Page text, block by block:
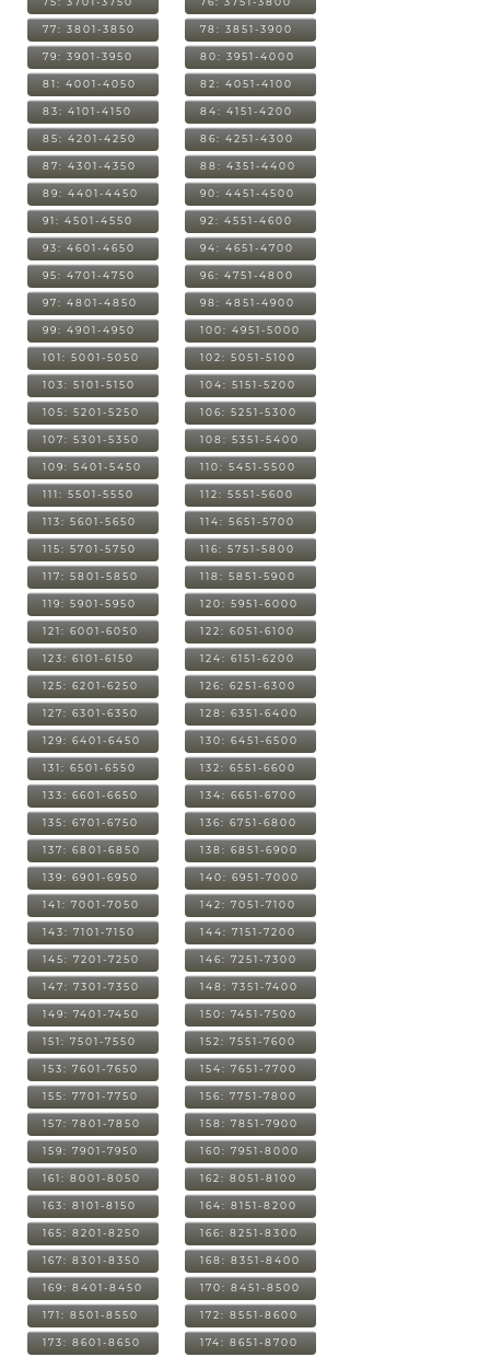
77: 3801-3850 78: 3851-3900
79: 3901-3950 80: 3951-4000
81: 4001-4050 82: 4051-4100
83: 4101-4150 84: 4151-4200
85: 4201-4250 86: 4251-4300
87: 4301-4350 88: 4351-4400
89: 4401-4450 90: 4451-4500
91: 4501-4550 92: 4551-4600
93: 4601-4650 94: 4651-4700
95: 4701-4750 96: 4751-4800
97: 4801-4850 98: 4851-4900
99: 4901-4950 100: 4951-5000
101: 5001-5050 102: 5051-5100
103: 5101-5150 104: 5151-5200
105: 5201-5250 106: 5251-5300
107: 5301-5350 108: 5351-5400
109: 5401-5450 110: 5451-5500
111: 5501-5550 112: 5551-5600
113: 5601-5650 114: 5651-5700
115: 5701-5750 116: 5751-5800
117: 5801-5850 118: 5851-5900
119: 5901-5950 120: 5951-6000
121: 6001-6050 122: 6051-6100
123: 6101-6150 124: 6151-6200
125: 6201-6250 126: 6251-6300
127: 6301-6350 128: 6351-6400
129: 6401-6450 130: 6451-6500
131: 6501-6550 132: 6551-6600
133: 6601-6650 134: 6651-6700
135: 6701-6750 136: 6751-6800
137: 6801-6850 138: 6851-6900
139: 6901-6950 140: 6951-7000
141: 7001-7050 142: 7051-7100
143: 7101-7150 144: 7151-7200
145: 7201-7250 146: 7251-7300
147: 7301-7350 148: 7351-7400
149: 7401-7450 150: 7451-7500
151: 7501-7550 152: 7551-7600
153: 7601-7650 154: 7651-7700
155: 7701-7750 156: 7751-7800
157: 7801-7850 158: 7851-7900
159: 7901-7950 160: 7951-8000
161: 8001-8050 162: 8051-8100
163: 8101-8150 164: 8151-8200
165: 8201-8250 166: 8251-8300
167: 8301-8350 168: 8351-8400
169: 8401-8450 170: 8451-8500
171: 8501-8550 172: 8551-8600
173: 8601-8650 174: 8651-8700